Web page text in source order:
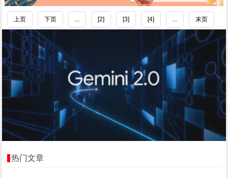
上页 下页 ... [2] [3] [4] ... 末页
热门文章